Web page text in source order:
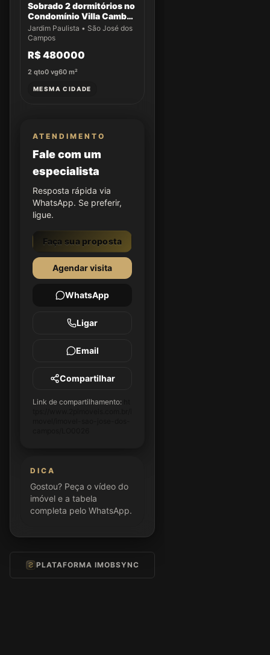
Sobrado 2 dormitórios no
Condomínio Villa Cambuí
- Casa 004
Jardim Paulista • São José dos
Campos
R$ 480000
2 qto0 vg60 m²
MESMA CIDADE
ATENDIMENTO
Fale com um
especialista
Resposta rápida via
WhatsApp. Se preferir,
ligue.
Faça sua proposta
Agendar visita
WhatsApp
Ligar
Email
Compartilhar
Link de compartilhamento:
DICA
Gostou? Peça o vídeo do
imóvel e a tabela
completa pelo WhatsApp.
PLATAFORMA IMOBSYNC